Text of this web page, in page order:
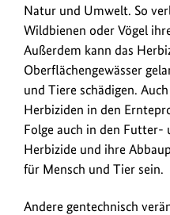
Natur und Umwelt. So
Wildbienen oder Vögel
Außerdem kann das
Oberflächengewässer
und Tiere schädigen.
Herbiziden in den
Folge auch in den
Herbizide und ihre
für Mensch und Tier sein.
Andere gentechnisch